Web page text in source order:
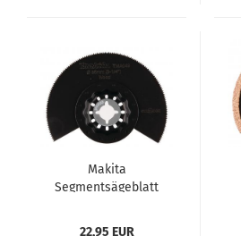
Makita
Segmentsägeblatt
22,95 EUR